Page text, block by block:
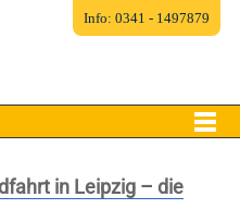
in Leipzig – die
Info: 0341 - 1497879